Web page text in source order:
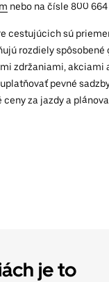
nebo na čísle 800 664
cestujúcich sú
rozdiely
zdržaniami, akciami
pevné
ceny za jazdy a
je to